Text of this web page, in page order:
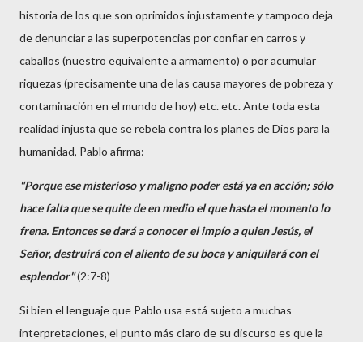
historia de los que son oprimidos injustamente y tampoco deja
de denunciar a las superpotencias por confiar en carros y
caballos (nuestro equivalente a armamento) o por acumular
riquezas (precisamente una de las causa mayores de pobreza y
contaminación en el mundo de hoy) etc. etc. Ante toda esta
realidad injusta que se rebela contra los planes de Dios para la
humanidad, Pablo afirma:
"Porque ese misterioso y maligno poder está ya en acción; sólo
hace falta que se quite de en medio el que hasta el momento lo
frena. Entonces se dará a conocer el impío a quien Jesús, el
Señor, destruirá con el aliento de su boca y aniquilará con el
esplendor"(2:7-8)
Si bien el lenguaje que Pablo usa está sujeto a muchas
interpretaciones, el punto más claro de su discurso es que la